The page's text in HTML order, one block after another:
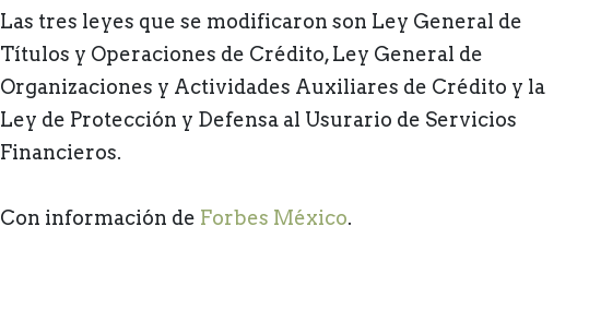
Las tres leyes que se modificaron son Ley General de
Títulos y Operaciones de Crédito, Ley General de
Organizaciones y Actividades Auxiliares de Crédito y la
Ley de Protección y Defensa al Usurario de Servicios
Financieros.
Con información de Forbes México.